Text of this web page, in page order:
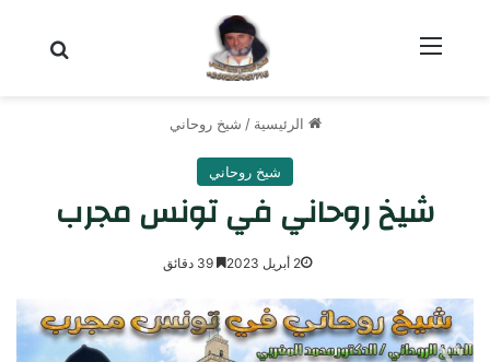
الرئيسية / شيخ روحاني
شيخ روحاني
شيخ روحاني في تونس مجرب
2 أبريل 2023 39 دقائق